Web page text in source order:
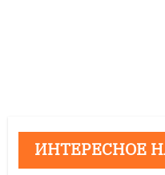
ИНТЕРЕСНОЕ